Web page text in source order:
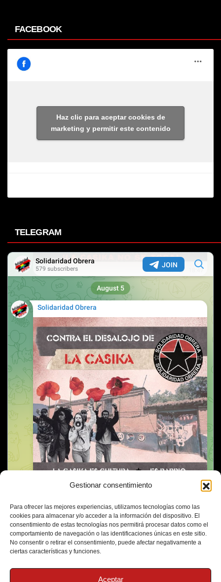
Gestionar consentimiento
Para ofrecer las mejores experiencias, utilizamos tecnologías como las
cookies para almacenar y/o acceder a la información del dispositivo. El
consentimiento de estas tecnologías nos permitirá procesar datos como el
comportamiento de navegación o las identificaciones únicas en este sitio.
No consentir o retirar el consentimiento, puede afectar negativamente a
ciertas características y funciones.
Aceptar
FACEBOOK
Haz clic para aceptar cookies de
marketing y permitir este contenido
TELEGRAM